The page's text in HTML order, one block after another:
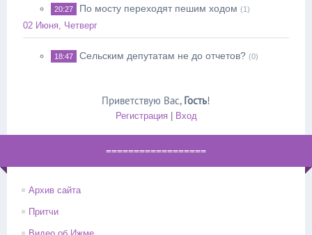
20:27 По мосту переходят пешим ходом (1)
02 Июня, Четверг
18:47 Сельским депутатам не до отчетов? (0)
Приветствую Вас, Гость!
Регистрация| Вход
==================
Архив сайта
Притчи